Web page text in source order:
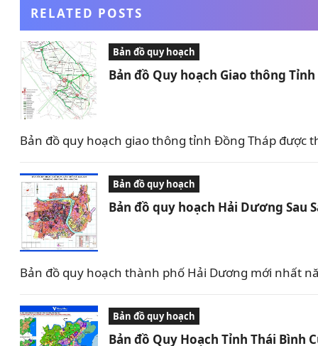
RELATED POSTS
Bản đồ quy hoạch
Bản đồ Quy hoạch Giao thông
Bản đồ quy hoạch giao thông tỉnh Đồng Tháp
Bản đồ quy hoạch
Bản đồ quy hoạch Hải Dương Sau
Bản đồ quy hoạch thành phố Hải Dương mới nhất
Bản đồ quy hoạch
Bản đồ Quy Hoạch Tỉnh Thái Bình